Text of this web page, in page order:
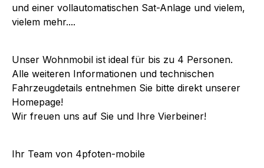
und einer vollautomatischen Sat-Anlage und vielem,
vielem mehr....
Unser Wohnmobil ist ideal für bis zu 4 Personen.
Alle weiteren Informationen und technischen
Fahrzeugdetails entnehmen Sie bitte direkt unserer
Homepage!
Wir freuen uns auf Sie und Ihre Vierbeiner!
Ihr Team von 4pfoten-mobile